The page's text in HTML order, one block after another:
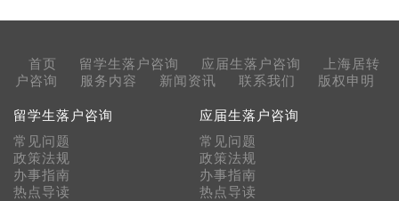
首页 留学生落户咨询 应届生落户咨询
上海居转
户咨询
服务内容 新闻资讯 联系我们 版权申明
留学生落户咨询
常见问题
政策法规
办事指南
热点导读
应届生落户咨询
常见问题
政策法规
办事指南
热点导读